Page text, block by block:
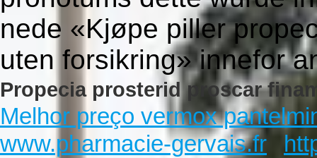
nede «Kjøpe piller
uten forsikring» innefor
Propecia prosterid proscar
Melhor preço vermox
www.pharmacie-gervais.fr